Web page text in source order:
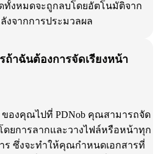
งหมดจะถูกลบโดยอัตโนมัติจาก
งจากการประมวลผล
ถ้าฉันต้องการจัดเรียงหน้า
ของคุณไปที่ PDNob คุณสามารถจัด
ดยการลากและวางไฟล์หรือหน้าทุก
ซึ่งจะทำให้คุณกำหนดเอกสารที่